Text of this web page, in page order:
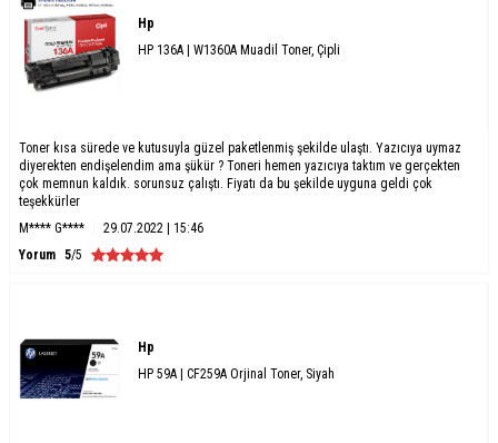
Hp
HP 136A | W1360A Muadil Toner, Çipli
Toner kısa sürede ve kutusuyla güzel paketlenmiş şekilde ulaştı. Yazıcıya uymaz
diyerekten endişelendim ama şükür ? Toneri hemen yazıcıya taktım ve gerçekten
çok memnun kaldık. sorunsuz çalıştı. Fiyatı da bu şekilde uyguna geldi çok
teşekkürler
M**** G****
29.07.2022 | 15:46
Yorum 5/5
Hp
HP 59A | CF259A Orjinal Toner, Siyah